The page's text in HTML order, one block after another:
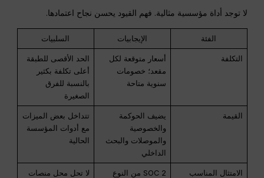
لا توجد أداة مؤسسية مثالية. فهم القيود يحسن نجاح اعتمادها.
الفئة الإيجابيات السلبيات
التكلفة
أسعار متوقعة لكل
مقعد؛ خصومات
سنوية متاحة
الحد الأقصى للطبقة
أعلى تكلفة بكثير
بالنسبة للفرق
الصغيرة
القيمة
يضيف الحوكمة
والخصوصية
والموصلات والبحث
الداخلي
تتداخل بعض الميزات
مع أدوات المؤسسة
الحالية
الامتثال المناسب
SOC 2 من النوع
لا تحل محل منصات